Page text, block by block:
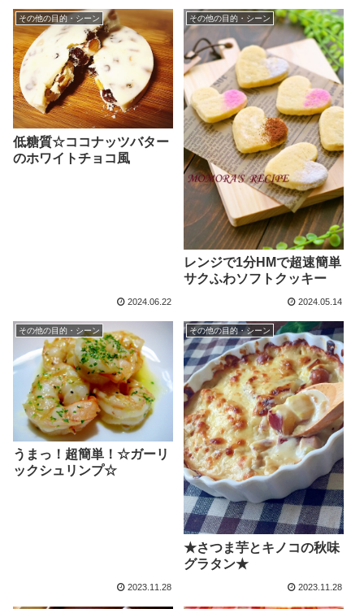
その他の目的・シーン
低糖質☆ココナッツバター
のホワイトチョコ風
2024.06.22
その他の目的・シーン
レンジで1分HMで超速簡単
サクふわソフトクッキー
2024.05.14
その他の目的・シーン
うまっ！超簡単！☆ガーリ
ックシュリンプ☆
2023.11.28
その他の目的・シーン
★さつま芋とキノコの秋味
グラタン★
2023.11.28